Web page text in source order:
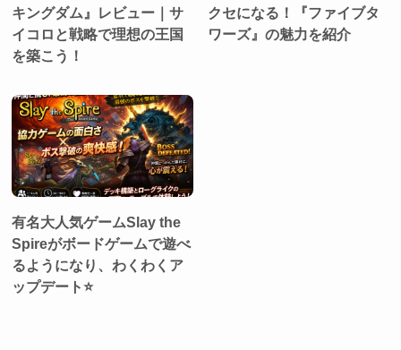
キングダム』レビュー｜サ
イコロと戦略で理想の王国
を築こう！
クセになる！『ファイブタ
ワーズ』の魅力を紹介
有名大人気ゲームSlay the
Spireがボードゲームで遊べ
るようになり、わくわくア
ップデート⭐